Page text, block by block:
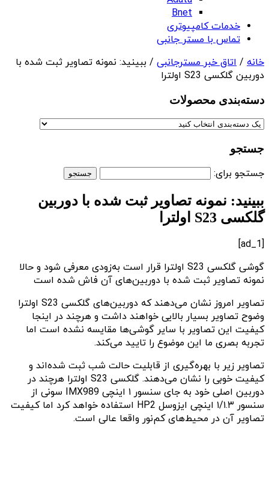
Bnet
خدمات کامپیوتری
تماس با مستر جانبی
خانه / اتاق خبر مسترجانبی / ببینید: نمونه تصاویر ثبت شده با
دوربین گلکسی S23 اولترا
دسته‌بندی‌ محصولات
جستجو
جستجو برای:
ببینید: نمونه تصاویر ثبت شده با دوربین
گلکسی S23 اولترا
[ad_1]
گوشی گلکسی S23 اولترا قرار است به‌زودی معرفی شود و حالا
نمونه تصاویر ثبت شده با دوربین‌های آن فاش شده است
تصاویر امروز نشان می‌دهند‌ که دوربین‌های گلکسی S23 اولترا
وضوح تصاویر بسیار بالایی خواهند داشت و هرچند در اینجا
کیفیت این تصاویر با سایر گوشی‌ها مقایسه نشده است اما
تجربه بصری ما این موضوع را تایید می‌کند‌. ‌
تصاویر زیر با بهره‌گیری از قابلیت حالت شب ثبت شده‌اند و
کیفیت خوبی را نشان می‌دهند. گلکسی S23 اولترا هرچند در
دوربین اصلی خود به جای سنسور ۱ اینچی IMX989 سونی از
سنسور ۱/۱.۳ اینچی ایزوسل HP2 استفاده خواهد کرد اما کیفیت
تصاویر آن در محیط‌های کم‌نور واقعا عالی است.